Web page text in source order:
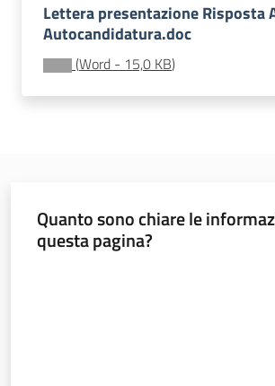
I centri per l'impiego
Lavoro per te
Lettera presentazione Risposta
Autocandidatura.doc
(Word - 15,0 KB)
Quanto sono chiare le
questa pagina?